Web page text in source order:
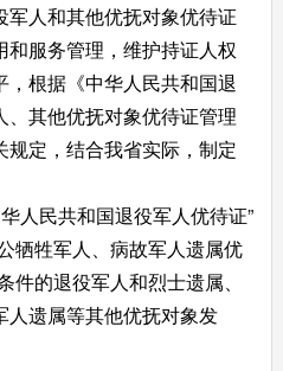
军人和其他优抚对象优待证
和服务管理，维护持证人权
根据《中华人民共和国退
其他优抚对象优待证管理
定，结合我省实际，制定
人民共和国退役军人优待证”
牺牲军人、病故军人遗属优
件的退役军人和烈士遗属、
人遗属等其他优抚对象发